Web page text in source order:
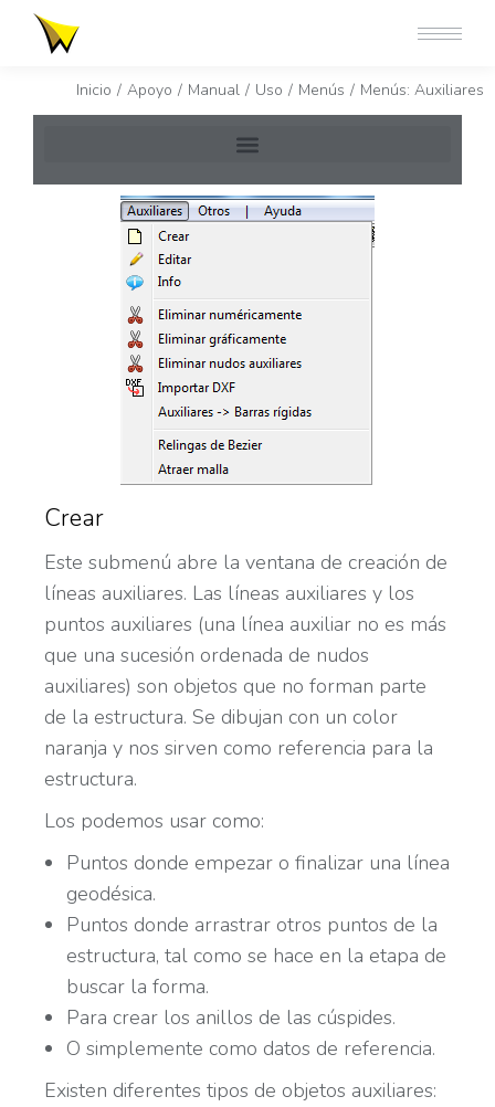
Estás aquí:
Inicio Apoyo Manual Uso Menús Menús: Auxiliares
Crear
Este submenú abre la ventana de creación de
líneas auxiliares. Las líneas auxiliares y los
puntos auxiliares (una línea auxiliar no es más
que una sucesión ordenada de nudos
auxiliares) son objetos que no forman parte
de la estructura. Se dibujan con un color
naranja y nos sirven como referencia para la
estructura.
Los podemos usar como:
Puntos donde empezar o finalizar una línea
geodésica.
Puntos donde arrastrar otros puntos de la
estructura, tal como se hace en la etapa de
buscar la forma.
Para crear los anillos de las cúspides.
O simplemente como datos de referencia.
Existen diferentes tipos de objetos auxiliares: